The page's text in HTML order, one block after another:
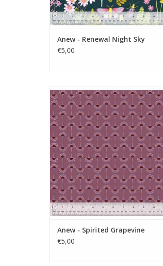
Anew - Renewal Night Sky
€5,00
paars met halve cirkels
TOEVOEGEN AAN WINKELWAGEN
Anew - Spirited Grapevine
€5,00